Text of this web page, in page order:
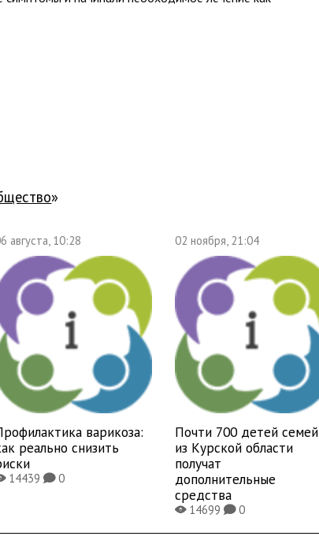
»
августа, 10:28
варикоза:
реально снизить
14439K0
02 ноября, 21:04
Почти 700 детей семей
из Курской области
получат
дополнительные
средства
X14699K0